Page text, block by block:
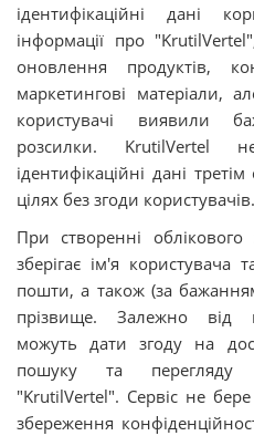
ідентифікаційні дані
інформації про
оновлення продуктів,
маркетингові матеріали,
користувачі виявили
розсилки. KrutilVertel
ідентифікаційні дані
цілях без згоди користувачів.
При створенні облікового
зберігає ім'я користувача
пошти, а також (за
прізвище. Залежно від
можуть дати згоду на
пошуку та перегляду
"KrutilVertel". Сервіс не
збереження